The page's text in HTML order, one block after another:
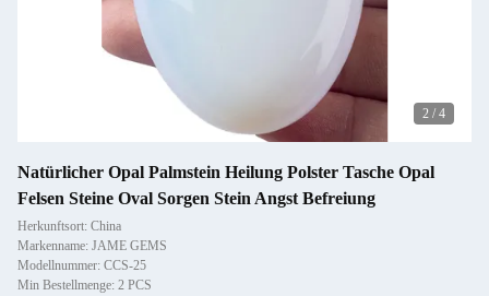
2 / 4
Natürlicher Opal Palmstein Heilung Polster Tasche Opal
Felsen Steine Oval Sorgen Stein Angst Befreiung
Herkunftsort: China
Markenname: JAME GEMS
Modellnummer: CCS-25
Min Bestellmenge: 2 PCS